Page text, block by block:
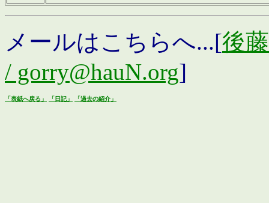
メールはこちらへ...[後
/ gorry@hauN.org]
「表紙へ戻る」 「日記」 「過去の紹介」